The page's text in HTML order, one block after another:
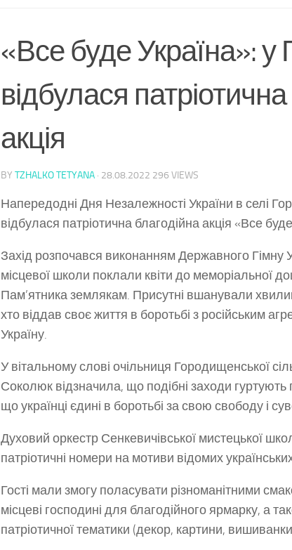
«Все буде Україна»: у
відбулася
акція
BY TZHALKO TETYANA · 28.08.2022 296 VIEWS
Напередодні Дня Незалежності України в селі
відбулася патріотична благодійна акція «Все
Захід розпочався виконанням Державного Гімну
місцевої школи поклали квіти до меморіальної
Пам’ятника землякам. Присутні вшанували
хто віддав своє життя в боротьбі з російським
Україну.
У вітальному слові очільниця Городищенської
Соколюк відзначила, що подібні заходи гуртують
що українці єдині в боротьбі за свою свободу і
Духовий оркестр Сенкевичівської мистецької
патріотичні номери на мотиви відомих
Гості мали змогу поласувати різноманітними
місцеві господині для благодійного ярмарку, а
патріотичної тематики (декор, картини,